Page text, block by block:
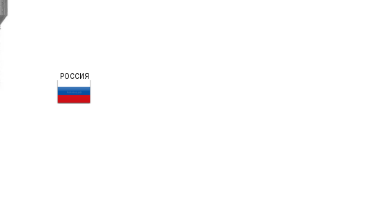
РОССИЯ